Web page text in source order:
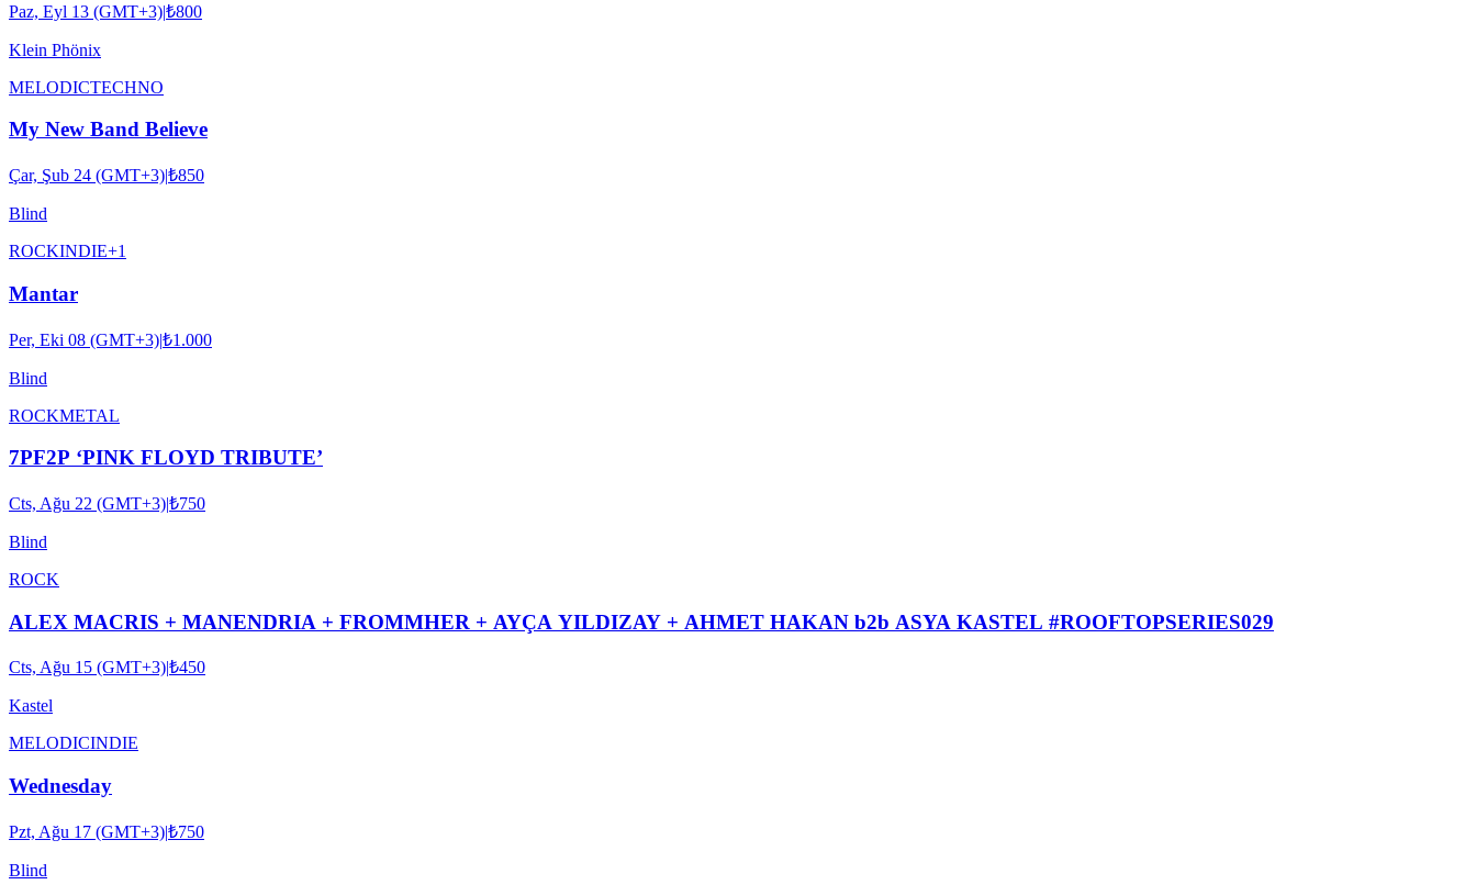
Paz, Eyl 13 (GMT+3)|₺800
Klein Phönix
MELODICTECHNO
My New Band Believe
Çar, Şub 24 (GMT+3)|₺850
Blind
ROCKINDIE+1
Mantar
Per, Eki 08 (GMT+3)|₺1.000
Blind
ROCKMETAL
7PF2P ‘PINK FLOYD TRIBUTE’
Cts, Ağu 22 (GMT+3)|₺750
Blind
ROCK
ALEX MACRIS + MANENDRIA + FROMMHER + AYÇA YILDIZAY + AHMET HAKAN b2b ASYA KASTEL #ROOFTOPSERIES029
Cts, Ağu 15 (GMT+3)|₺450
Kastel
MELODICINDIE
Wednesday
Pzt, Ağu 17 (GMT+3)|₺750
Blind